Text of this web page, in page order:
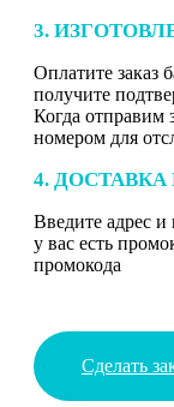
3.
Оплатите заказ
получите
Когда отправим
номером для
4.
Введите адрес и
у вас есть
промокода
Сделать